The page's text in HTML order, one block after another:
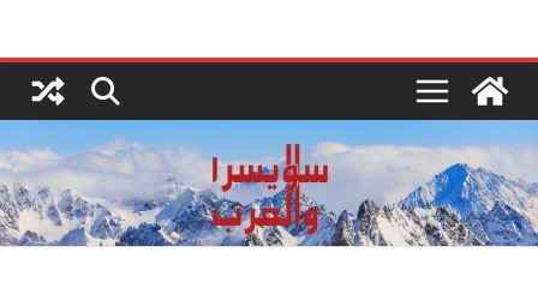
content